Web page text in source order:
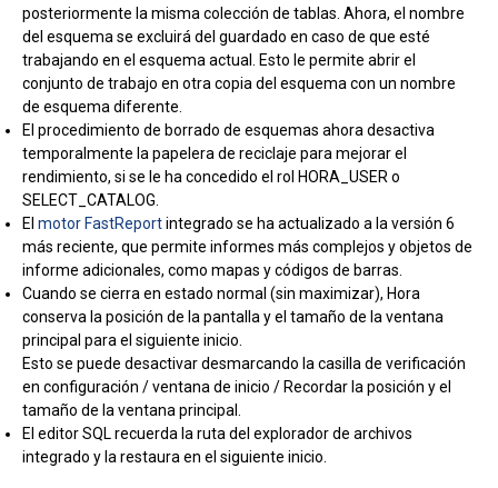
posteriormente la misma colección de tablas. Ahora, el nombre
del esquema se excluirá del guardado en caso de que esté
trabajando en el esquema actual. Esto le permite abrir el
conjunto de trabajo en otra copia del esquema con un nombre
de esquema diferente.
El procedimiento de borrado de esquemas ahora desactiva
temporalmente la papelera de reciclaje para mejorar el
rendimiento, si se le ha concedido el rol HORA_USER o
SELECT_CATALOG.
El motor FastReportintegrado se ha actualizado a la versión 6
más reciente, que permite informes más complejos y objetos de
informe adicionales, como mapas y códigos de barras.
Cuando se cierra en estado normal (sin maximizar), Hora
conserva la posición de la pantalla y el tamaño de la ventana
principal para el siguiente inicio.
Esto se puede desactivar desmarcando la casilla de verificación
en configuración / ventana de inicio / Recordar la posición y el
tamaño de la ventana principal.
El editor SQL recuerda la ruta del explorador de archivos
integrado y la restaura en el siguiente inicio.